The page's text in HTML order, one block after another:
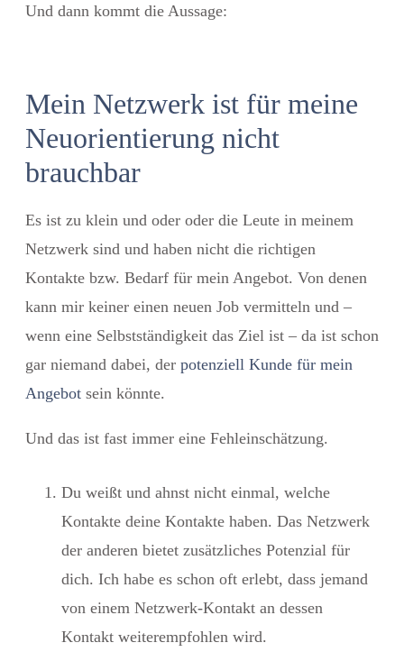
Und dann kommt die Aussage:
Mein Netzwerk ist für meine
Neuorientierung nicht
brauchbar
Es ist zu klein und oder oder die Leute in meinem
Netzwerk sind und haben nicht die richtigen
Kontakte bzw. Bedarf für mein Angebot. Von denen
kann mir keiner einen neuen Job vermitteln und –
wenn eine Selbstständigkeit das Ziel ist – da ist schon
gar niemand dabei, der potenziell Kunde für mein
Angebot sein könnte.
Und das ist fast immer eine Fehleinschätzung.
Du weißt und ahnst nicht einmal, welche
Kontakte deine Kontakte haben. Das Netzwerk
der anderen bietet zusätzliches Potenzial für
dich. Ich habe es schon oft erlebt, dass jemand
von einem Netzwerk-Kontakt an dessen
Kontakt weiterempfohlen wird.